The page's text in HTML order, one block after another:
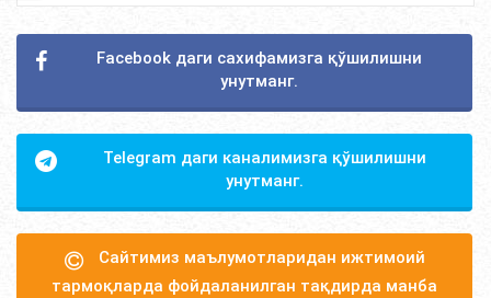
Facebook даги сахифамизга қўшилишни
унутманг.
Telegram даги каналимизга қўшилишни
унутманг.
Сайтимиз маълумотларидан ижтимоий
тармоқларда фойдаланилган тақдирда манба